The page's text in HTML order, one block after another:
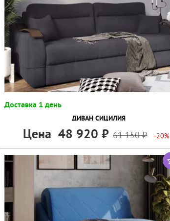
Доставка 1 день
ДИВАН СИЦИЛИЯ
Цена 48 920 61 150 -20%